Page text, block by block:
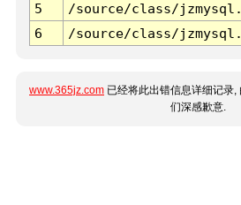
5
/source/class/
6
/source/class/
www.365jz.com 已经将此出错信息详细记录
们深感歉意.